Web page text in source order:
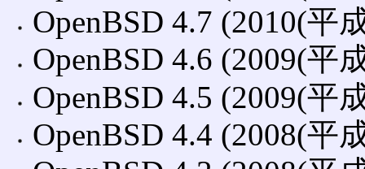
OpenBSD 4.7 (2010(平
OpenBSD 4.6 (2009(平
OpenBSD 4.5 (2009(平
OpenBSD 4.4 (2008(平